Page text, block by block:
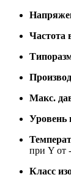
Частота
Макс.
Уровень
при Y от
Класс